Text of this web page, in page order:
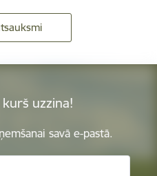
uzzina!
savā e-pastā.